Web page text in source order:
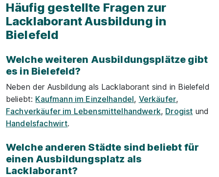
Häufig gestellte Fragen zur
Lacklaborant Ausbildung in
Bielefeld
Welche weiteren Ausbildungsplätze gibt
es in Bielefeld?
Neben der Ausbildung als Lacklaborant sind in Bielefeld
beliebt: Kaufmann im Einzelhandel, Verkäufer,
Fachverkäufer im Lebensmittelhandwerk, Drogist und
Handelsfachwirt.
Welche anderen Städte sind beliebt für
einen Ausbildungsplatz als
Lacklaborant?